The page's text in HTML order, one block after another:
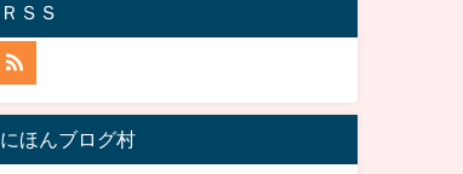
ＲＳＳ
にほんブログ村